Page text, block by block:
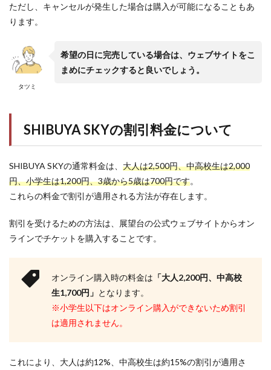
ただし、キャンセルが発生した場合は購入が可能になることもあ
ります。
タツミ
希望の日に完売している場合は、ウェブサイトをこ
まめにチェックすると良いでしょう。
SHIBUYA SKYの割引料金について
SHIBUYA SKYの通常料金は、 大人は2,500円、中高校生は2,000
円、小学生は1,200円、3歳から5歳は700円です。
これらの料金で割引が適用される方法が存在します。
割引を受けるための方法は、展望台の公式ウェブサイトからオン
ラインでチケットを購入することです。
オンライン購入時の料金は 「大人2,200円、中高校
生1,700円」 となります。
※小学生以下はオンライン購入ができないため割引
は適用されません。
これにより、大人は約12%、中高校生は約15%の割引が適用さ